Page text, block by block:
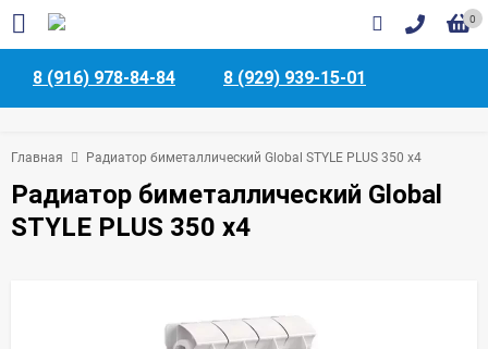
0
8 (916) 978-84-84 8 (929) 939-15-01
Главная Радиатор биметаллический Global STYLE PLUS 350 x4
Радиатор биметаллический Global
STYLE PLUS 350 x4